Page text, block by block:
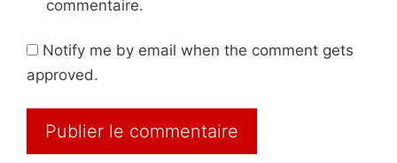
commentaire.
Notify me by email when the comment gets
approved.